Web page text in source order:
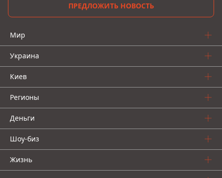
ПРЕДЛОЖИТЬ НОВОСТЬ
Мир
Украина
Киев
Регионы
Деньги
Шоу-биз
Жизнь